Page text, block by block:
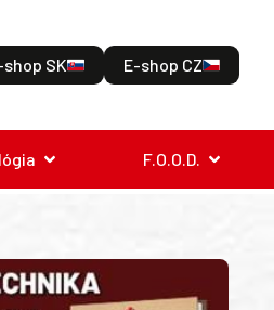
shop SK E-shop CZ
F.O.O.D.